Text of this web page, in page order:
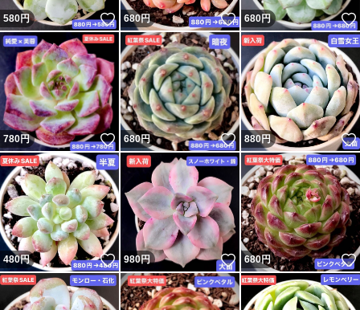
580円 いいね！
680円 いいね！
680円
780円 いいね！
680円 いいね！
880円
480円 いいね！
980円 いいね！
680円